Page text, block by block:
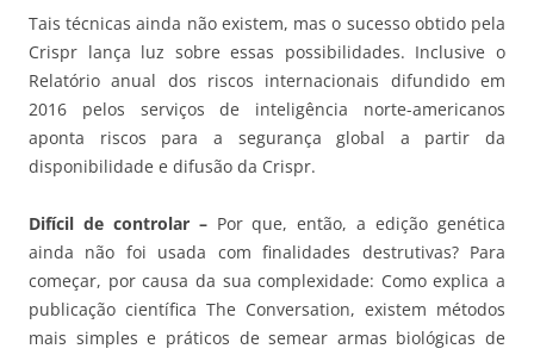
Tais técnicas ainda não existem, mas o sucesso obtido pela
Crispr lança luz sobre essas possibilidades. Inclusive o
Relatório anual dos riscos internacionais difundido em
2016 pelos serviços de inteligência norte-americanos
aponta riscos para a segurança global a partir da
disponibilidade e difusão da Crispr.
Difícil de controlar – Por que, então, a edição genética
ainda não foi usada com finalidades destrutivas? Para
começar, por causa da sua complexidade: Como explica a
publicação científica The Conversation, existem métodos
mais simples e práticos de semear armas biológicas de